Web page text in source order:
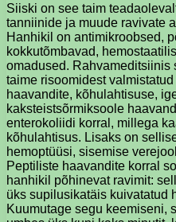
Siiski on see taim
tanniinide ja muude ravivate
Hanhikil on antimikroobsed,
kokkutõmbavad,
omadused. Rahvameditsiinis
taime risoomidest
haavandite, kõhulahtisuse,
kaksteistsõrmiksoole
enterokoliidi korral, millega
kõhulahtisus. Lisaks on
hemoptüüsi, sisemise
Peptiliste haavandite korral
hanhikil põhinevat ravimit:
üks supilusikatäis kuivatatud
Kuumutage segu keemiseni,